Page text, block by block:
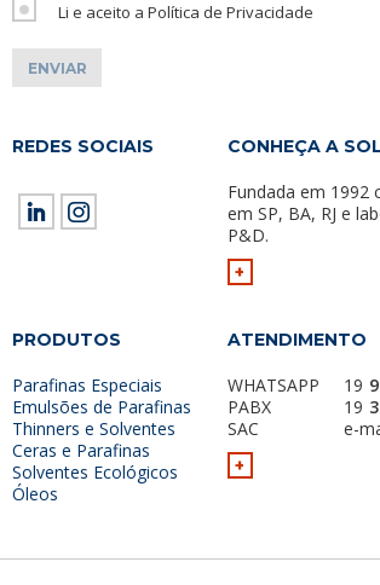
Li e aceito a Política de Privacidade
REDES SOCIAIS CONHEÇA A
Fundada em 1992
em SP, BA, RJ e
P&D.
+
PRODUTOS
Parafinas Especiais
Emulsões de Parafinas
Thinners e Solventes
Ceras e Parafinas
Solventes Ecológicos
Óleos
ATENDIMENTO
WHATSAPP
PABX
SAC
+
19
19
e-